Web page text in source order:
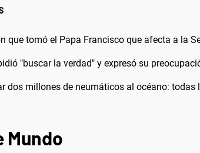
que tomó el Papa Francisco que afecta a la
"buscar la verdad" y expresó su
dos millones de neumáticos al océano: todas
Mundo